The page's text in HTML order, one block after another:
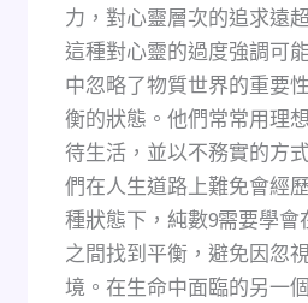
力，對心靈層次的追求遠
這種對心靈的過度強調可
中忽略了物質世界的重要
衡的狀態。他們常常用理
待生活，並以不務實的方
們在人生道路上難免會經
種狀態下，純數9需要學
之間找到平衡，避免因忽
境。在生命中面臨的另一